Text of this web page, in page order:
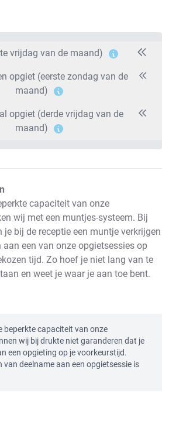
vrijdag van de maand)
opgiet (eerste zondag van de
maand)
opgiet (derde vrijdag van de
maand)
capaciteit van onze
wij met een muntjes-systeem. Bij
je bij de receptie een muntje verkrijgen
aan een van onze opgietsessies op
tijd. Zo hoef je niet lang van te
en weet je waar je aan toe bent.
beperkte capaciteit van onze
wij bij drukte niet garanderen dat je
een opgieting op je voorkeurstijd.
van deelname aan een opgietsessie is